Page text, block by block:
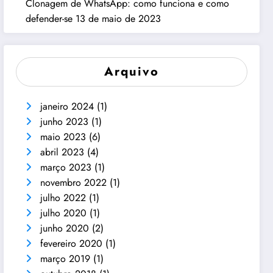
Clonagem de WhatsApp: como funciona e como
defender-se 13 de maio de 2023
Arquivo
janeiro 2024 (1)
junho 2023 (1)
maio 2023 (6)
abril 2023 (4)
março 2023 (1)
novembro 2022 (1)
julho 2022 (1)
julho 2020 (1)
junho 2020 (2)
fevereiro 2020 (1)
março 2019 (1)